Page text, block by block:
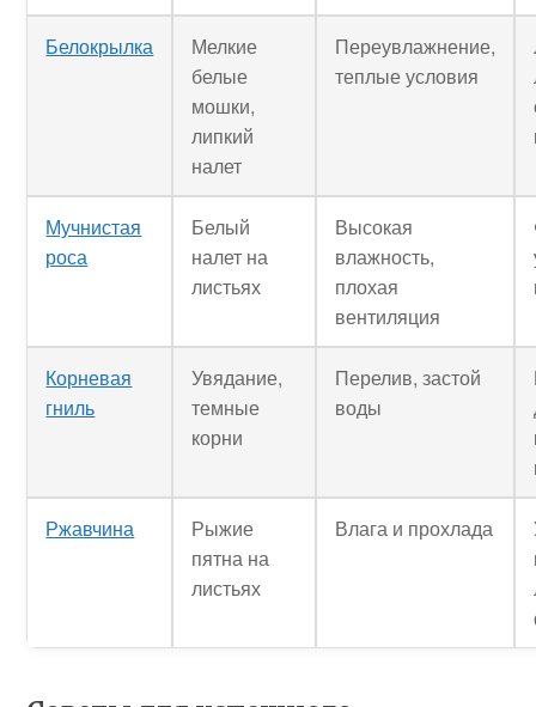
Белокрылка
Мелкие
белые
мошки,
липкий
налет
Переувлажнение,
теплые условия
Мучнистая
роса
Белый
налет на
листьях
Высокая
влажность,
плохая
вентиляция
Корневая
гниль
Увядание,
темные
корни
Перелив, застой
воды
Ржавчина
Рыжие
пятна на
листьях
Влага и прохлада